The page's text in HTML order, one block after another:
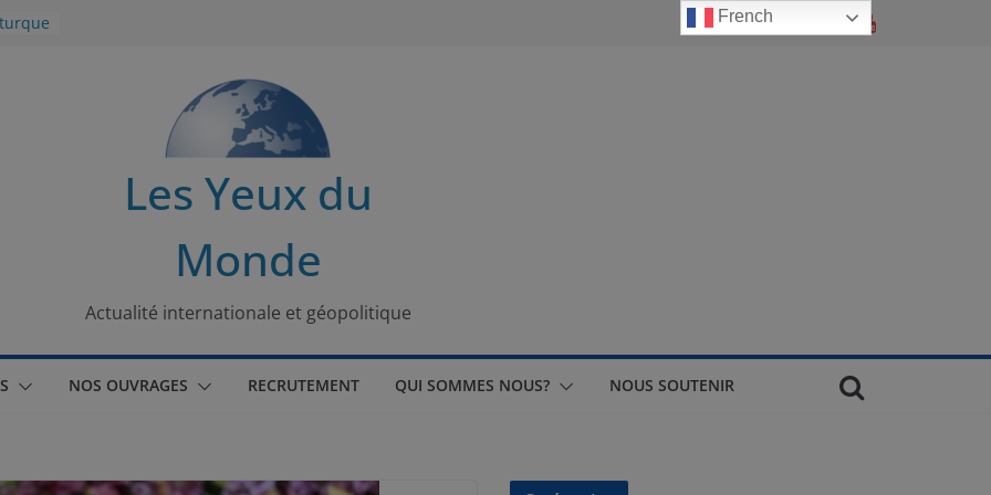
Les Yeux du
Monde
Actualité internationale et géopolitique
NOS OUVRAGES RECRUTEMENT QUI SOMMES NOUS? NOUS SOUTENIR
French